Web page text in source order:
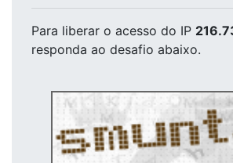
Para liberar o acesso do IP
responda ao desafio abaixo.